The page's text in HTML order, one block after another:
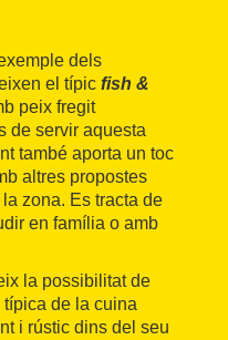
dels
el típic fish &
peix fregit
de servir aquesta
també aporta un toc
altres propostes
zona. Es tracta de
en família o amb
la possibilitat de
de la cuina
i rústic dins del seu